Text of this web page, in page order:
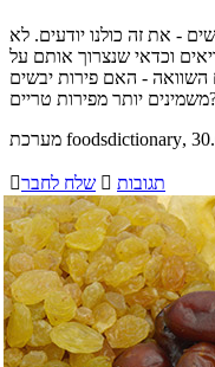
- את זה כולנו יודעים. לא
וכדאי שנצרוך אותם על
השוואה - האם פירות יבשים
טריים?
מערכת foodsdictionary,
שלח לחבר  תגובות